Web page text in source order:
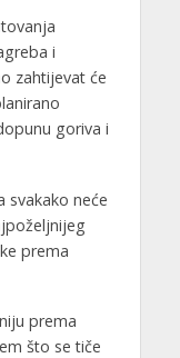
i
zahtijevat će
goriva i
svakako neće
prema
prema
što se tiče